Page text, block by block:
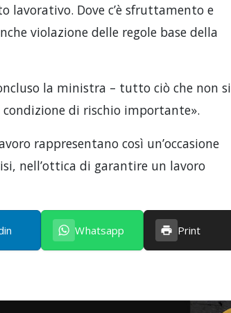
Dove c’è sfruttamento e
violazione delle regole base della
la ministra – tutto ciò che non si
di rischio importante».
rappresentano così un’occasione
nell’ottica di garantire un lavoro
Whatsapp Print